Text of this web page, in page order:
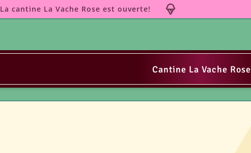
La cantine La Vache Rose est ouverte!
Cantine La Vache Rose